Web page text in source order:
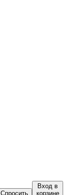
Спросить
Вход в
корзине